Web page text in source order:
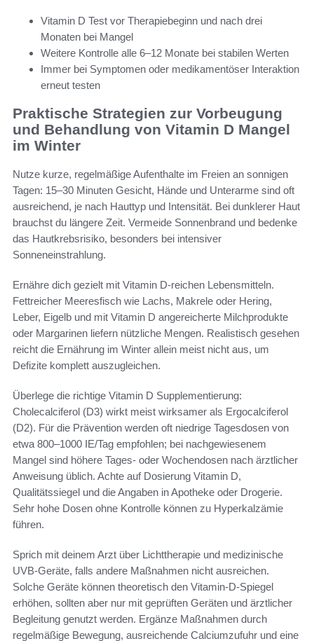
Vitamin D Test vor Therapiebeginn und nach drei
Monaten bei Mangel
Weitere Kontrolle alle 6–12 Monate bei stabilen Werten
Immer bei Symptomen oder medikamentöser Interaktion
erneut testen
Praktische Strategien zur Vorbeugung
und Behandlung von Vitamin D Mangel
im Winter
Nutze kurze, regelmäßige Aufenthalte im Freien an sonnigen
Tagen: 15–30 Minuten Gesicht, Hände und Unterarme sind oft
ausreichend, je nach Hauttyp und Intensität. Bei dunklerer Haut
brauchst du längere Zeit. Vermeide Sonnenbrand und bedenke
das Hautkrebsrisiko, besonders bei intensiver
Sonneneinstrahlung.
Ernähre dich gezielt mit Vitamin D-reichen Lebensmitteln.
Fettreicher Meeresfisch wie Lachs, Makrele oder Hering,
Leber, Eigelb und mit Vitamin D angereicherte Milchprodukte
oder Margarinen liefern nützliche Mengen. Realistisch gesehen
reicht die Ernährung im Winter allein meist nicht aus, um
Defizite komplett auszugleichen.
Überlege die richtige Vitamin D Supplementierung:
Cholecalciferol (D3) wirkt meist wirksamer als Ergocalciferol
(D2). Für die Prävention werden oft niedrige Tagesdosen von
etwa 800–1000 IE/Tag empfohlen; bei nachgewiesenem
Mangel sind höhere Tages- oder Wochen­dosen nach ärztlicher
Anweisung üblich. Achte auf Dosierung Vitamin D,
Qualitätssiegel und die Angaben in Apotheke oder Drogerie.
Sehr hohe Dosen ohne Kontrolle können zu Hyperkalzämie
führen.
Sprich mit deinem Arzt über Lichttherapie und medizinische
UVB-Geräte, falls andere Maßnahmen nicht ausreichen.
Solche Geräte können theoretisch den Vitamin-D-Spiegel
erhöhen, sollten aber nur mit geprüften Geräten und ärztlicher
Begleitung genutzt werden. Ergänze Maßnahmen durch
regelmäßige Bewegung, ausreichende Calciumzufuhr und eine